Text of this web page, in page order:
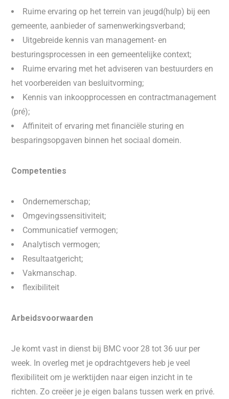
Ruime ervaring op het terrein van jeugd(hulp) bij een
gemeente, aanbieder of samenwerkingsverband;
Uitgebreide kennis van management- en
besturingsprocessen in een gemeentelijke context;
Ruime ervaring met het adviseren van bestuurders en
het voorbereiden van besluitvorming;
Kennis van inkoopprocessen en contractmanagement
(pré);
Affiniteit of ervaring met financiële sturing en
besparingsopgaven binnen het sociaal domein.
Competenties
Ondernemerschap;
Omgevingssensitiviteit;
Communicatief vermogen;
Analytisch vermogen;
Resultaatgericht;
Vakmanschap.
flexibiliteit
Arbeidsvoorwaarden
Je komt vast in dienst bij BMC voor 28 tot 36 uur per
week. In overleg met je opdrachtgevers heb je veel
flexibiliteit om je werktijden naar eigen inzicht in te
richten. Zo creëer je je eigen balans tussen werk en privé.